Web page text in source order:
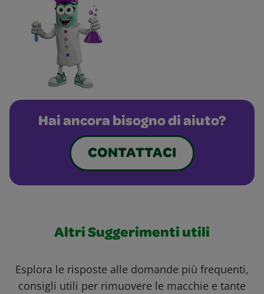
Hai ancora bisogno di aiuto?
CONTATTACI
Altri Suggerimenti utili
Esplora le risposte alle domande più frequenti,
consigli utili per rimuovere le macchie e tante